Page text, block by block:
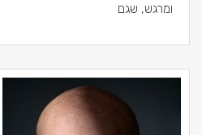
ומרגש, שגם